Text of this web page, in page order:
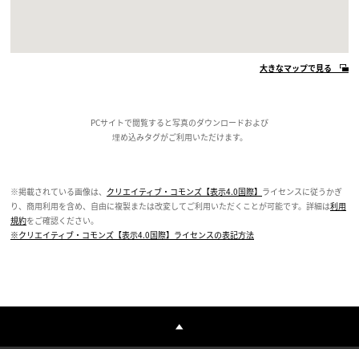
大きなマップで見る
PCサイトで閲覧すると写真のダウンロードおよび
埋め込みタグがご利用いただけます。
※掲載されている画像は、 クリエイティブ・コモンズ【表示4.0国際】 ライセンスに従うかぎ
り、商用利用を含め、自由に複製または改変してご利用いただくことが可能です。詳細は利用
規約をご確認ください。
※クリエイティブ・コモンズ【表示4.0国際】ライセンスの表記方法